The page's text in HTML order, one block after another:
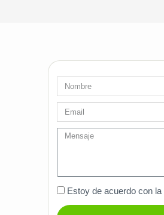
Nombre
Email
message
Estoy de acuerdo con la